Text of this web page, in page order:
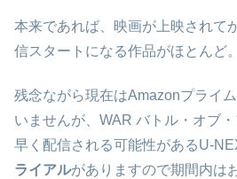
本来であれば、映画が上映されて
信スタートになる作品がほとんど。
残念ながら現在はAmazonプライ
いませんが、WAR バトル・オブ
早く配信される可能性があるU-
ライアルがありますので期間内は